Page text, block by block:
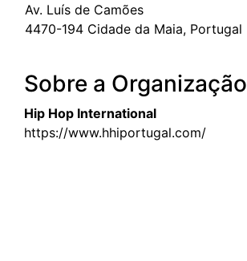
Av. Luís de Camões
4470-194 Cidade da Maia, Portugal
Sobre a Organização
Hip Hop International
https://www.hhiportugal.com/